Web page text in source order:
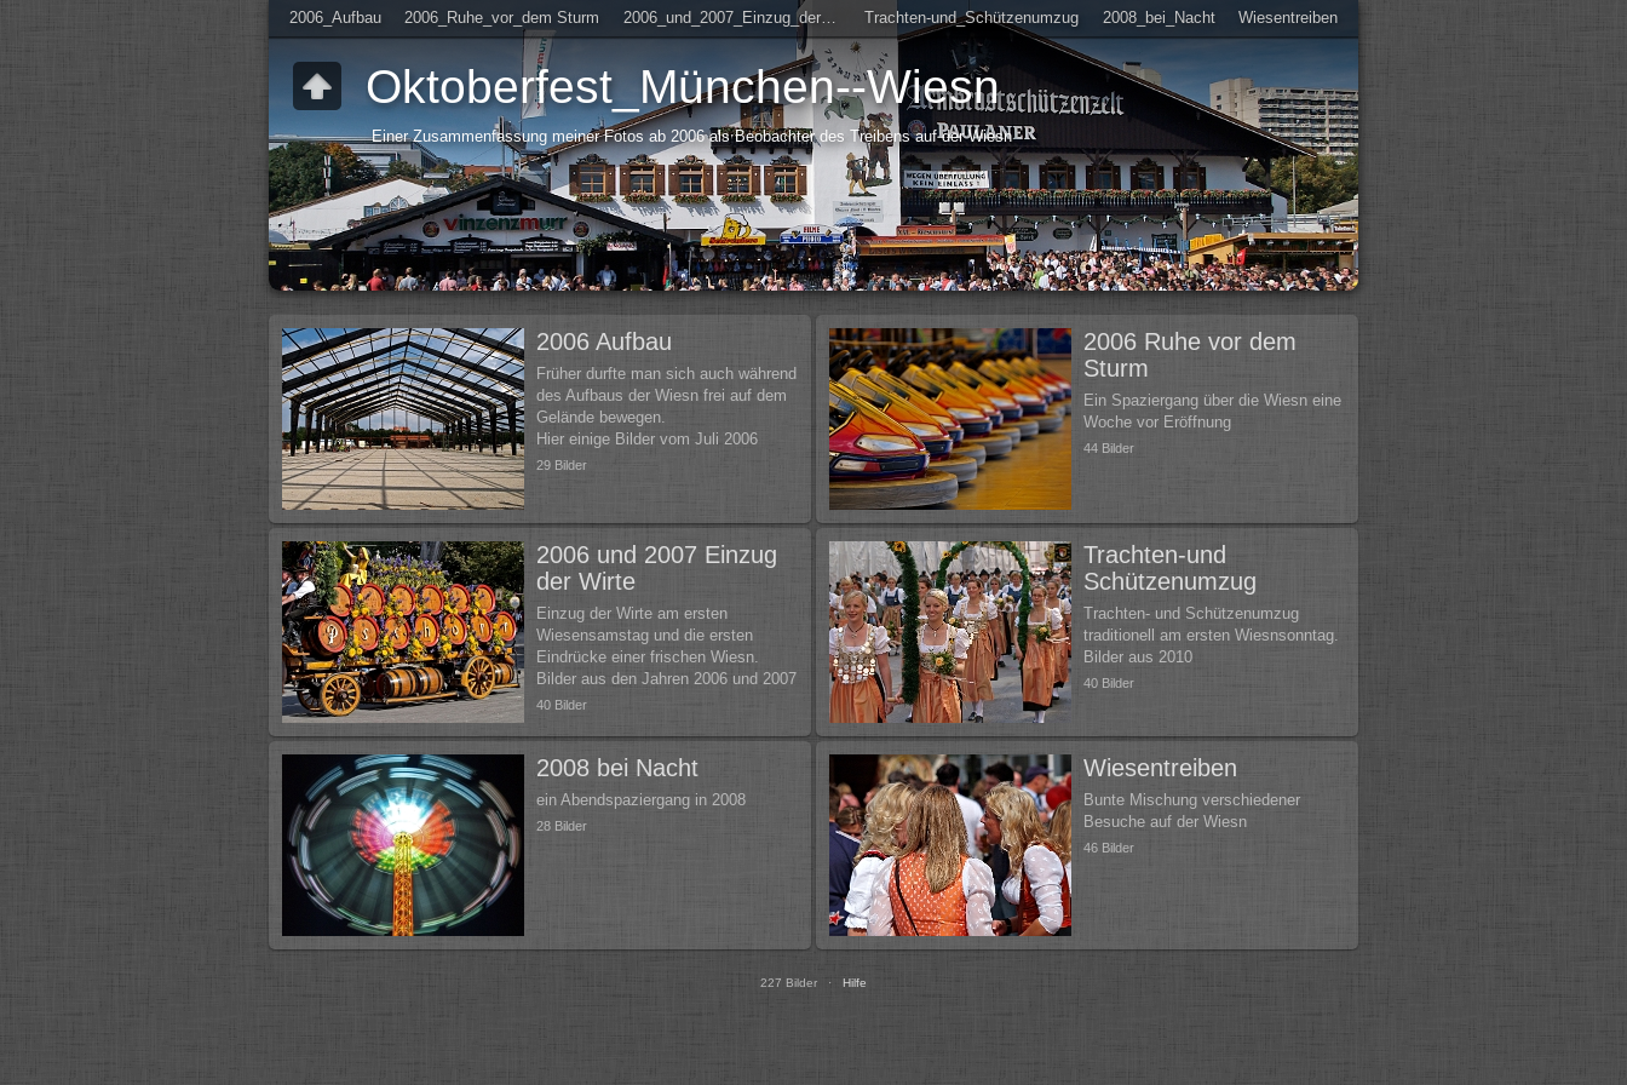
2006_Aufbau 2006_Ruhe_vor_dem Sturm 2006_und_2007_Einzug_der_Wirte Trachten-und_Schützenumzug 2008_bei_Nacht Wiesentreiben
Oktoberfest_München--Wiesn
Einer Zusammenfassung meiner Fotos ab 2006 als Beobachter des Treibens auf der Wiesn
2006 Aufbau
Früher durfte man sich auch während
des Aufbaus der Wiesn frei auf dem
Gelände bewegen.
Hier einige Bilder vom Juli 2006
29 Bilder
2006 Ruhe vor dem
Sturm
Ein Spaziergang über die Wiesn eine
Woche vor Eröffnung
44 Bilder
2006 und 2007 Einzug
der Wirte
Einzug der Wirte am ersten
Wiesensamstag und die ersten
Eindrücke einer frischen Wiesn.
Bilder aus den Jahren 2006 und 2007
40 Bilder
Trachten-und
Schützenumzug
Trachten- und Schützenumzug
traditionell am ersten Wiesnsonntag.
Bilder aus 2010
40 Bilder
2008 bei Nacht
ein Abendspaziergang in 2008
28 Bilder
Wiesentreiben
Bunte Mischung verschiedener
Besuche auf der Wiesn
46 Bilder
227 Bilder · Hilfe